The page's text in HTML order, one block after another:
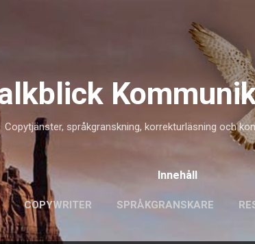
Copytjänster, språkgranskning, korrekturläsning och
Innehåll
COPYWRITER SPRÅKGRANSKARE